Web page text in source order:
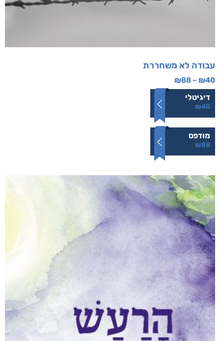
עבודה לא משחררת
₪40
–
₪88
דיגיטלי
₪40
מודפס
₪88